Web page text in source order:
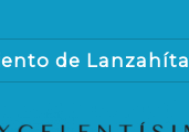
de Lanzahíta